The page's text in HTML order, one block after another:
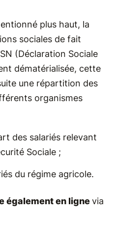
plus haut, la
sociales de fait
(Déclaration Sociale
dématérialisée, cette
une répartition des
organismes
des salariés relevant
Sociale ;
du régime agricole.
également en lignevia